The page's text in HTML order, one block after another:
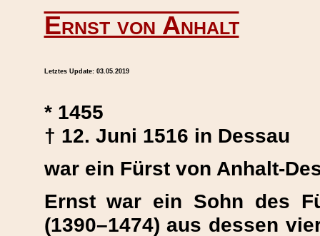
Ernst von Anhalt
Letztes Update: 03.05.2019
* 1455
† 12. Juni 1516 in Dessau
war ein Fürst von Anhalt-
Ernst war ein Sohn des
(1390–1474) aus dessen